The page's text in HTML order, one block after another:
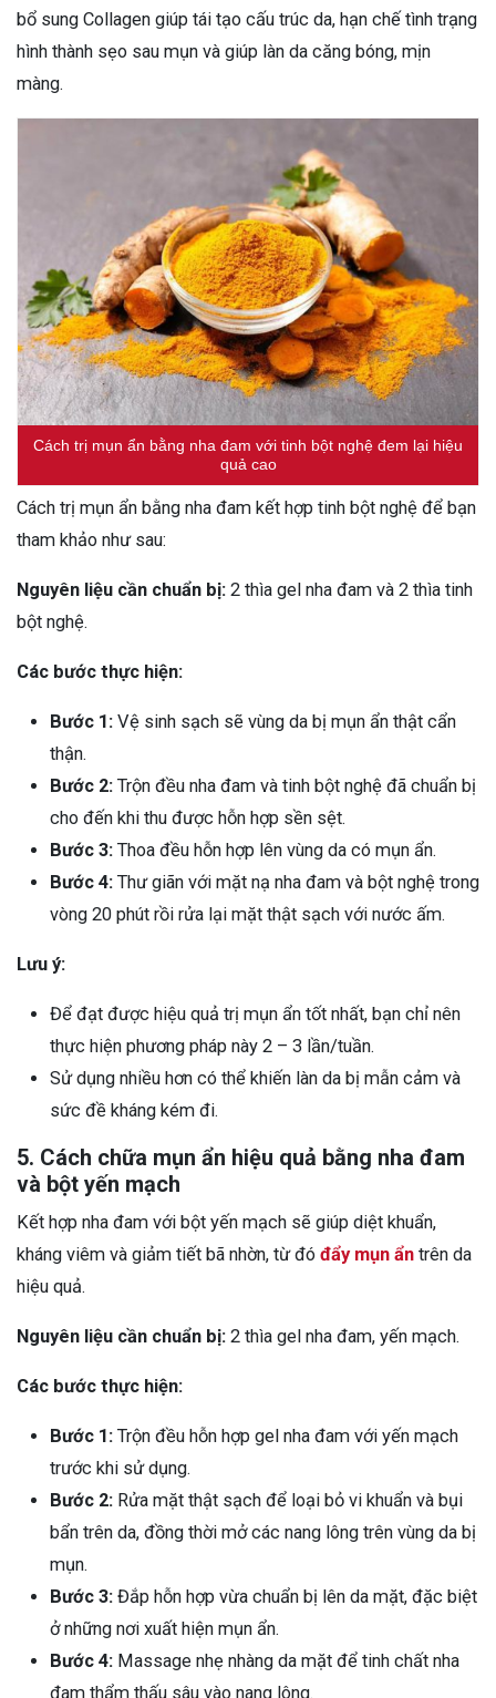
bổ sung Collagen giúp tái tạo cấu trúc da, hạn chế tình trạng
hình thành sẹo sau mụn và giúp làn da căng bóng, mịn
màng.
Cách trị mụn ẩn bằng nha đam với tinh bột nghệ đem lại hiệu
quả cao
Cách trị mụn ẩn bằng nha đam kết hợp tinh bột nghệ để bạn
tham khảo như sau:
Nguyên liệu cần chuẩn bị: 2 thìa gel nha đam và 2 thìa tinh
bột nghệ.
Các bước thực hiện:
Bước 1: Vệ sinh sạch sẽ vùng da bị mụn ẩn thật cẩn
thận.
Bước 2: Trộn đều nha đam và tinh bột nghệ đã chuẩn bị
cho đến khi thu được hỗn hợp sền sệt.
Bước 3: Thoa đều hỗn hợp lên vùng da có mụn ẩn.
Bước 4: Thư giãn với mặt nạ nha đam và bột nghệ trong
vòng 20 phút rồi rửa lại mặt thật sạch với nước ấm.
Lưu ý:
Để đạt được hiệu quả trị mụn ẩn tốt nhất, bạn chỉ nên
thực hiện phương pháp này 2 – 3 lần/tuần.
Sử dụng nhiều hơn có thể khiến làn da bị mẫn cảm và
sức đề kháng kém đi.
5. Cách chữa mụn ẩn hiệu quả bằng nha đam
và bột yến mạch
Kết hợp nha đam với bột yến mạch sẽ giúp diệt khuẩn,
kháng viêm và giảm tiết bã nhờn, từ đó đẩy mụn ẩn trên da
hiệu quả.
Nguyên liệu cần chuẩn bị: 2 thìa gel nha đam, yến mạch.
Các bước thực hiện:
Bước 1: Trộn đều hỗn hợp gel nha đam với yến mạch
trước khi sử dụng.
Bước 2: Rửa mặt thật sạch để loại bỏ vi khuẩn và bụi
bẩn trên da, đồng thời mở các nang lông trên vùng da bị
mụn.
Bước 3: Đắp hỗn hợp vừa chuẩn bị lên da mặt, đặc biệt
ở những nơi xuất hiện mụn ẩn.
Bước 4: Massage nhẹ nhàng da mặt để tinh chất nha
đam thẩm thấu sâu vào nang lông.